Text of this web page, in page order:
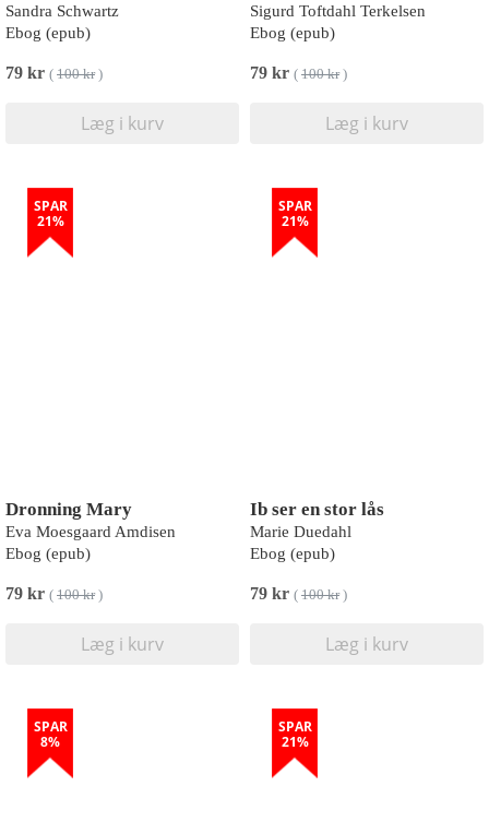
Sandra Schwartz
Ebog (epub)
79 kr ( 100 kr)
Læg i kurv
Sigurd Toftdahl Terkelsen
Ebog (epub)
79 kr ( 100 kr)
Læg i kurv
SPAR
21%
Dronning Mary
Eva Moesgaard Amdisen
Ebog (epub)
79 kr ( 100 kr)
Læg i kurv
SPAR
21%
Ib ser en stor lås
Marie Duedahl
Ebog (epub)
79 kr ( 100 kr)
Læg i kurv
SPAR
8%
SPAR
21%